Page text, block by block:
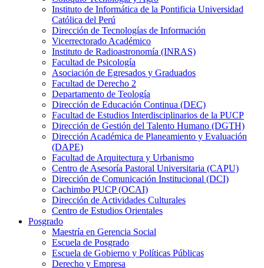
Instituto de Informática de la Pontificia Universidad
Católica del Perú
Dirección de Tecnologías de Información
Vicerrectorado Académico
Instituto de Radioastronomía (INRAS)
Facultad de Psicología
Asociación de Egresados y Graduados
Facultad de Derecho 2
Departamento de Teología
Dirección de Educación Continua (DEC)
Facultad de Estudios Interdisciplinarios de la PUCP
Dirección de Gestión del Talento Humano (DGTH)
Dirección Académica de Planeamiento y Evaluación
(DAPE)
Facultad de Arquitectura y Urbanismo
Centro de Asesoría Pastoral Universitaria (CAPU)
Dirección de Comunicación Institucional (DCI)
Cachimbo PUCP (OCAI)
Dirección de Actividades Culturales
Centro de Estudios Orientales
Posgrado
Maestría en Gerencia Social
Escuela de Posgrado
Escuela de Gobierno y Políticas Públicas
Derecho y Empresa